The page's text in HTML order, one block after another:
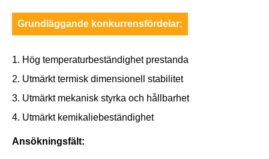
Grundläggande konkurrensfördelar:
1. Hög temperaturbeständighet prestanda
2. Utmärkt termisk dimensionell stabilitet
3. Utmärkt mekanisk styrka och hållbarhet
4. Utmärkt kemikaliebeständighet
Ansökningsfält: